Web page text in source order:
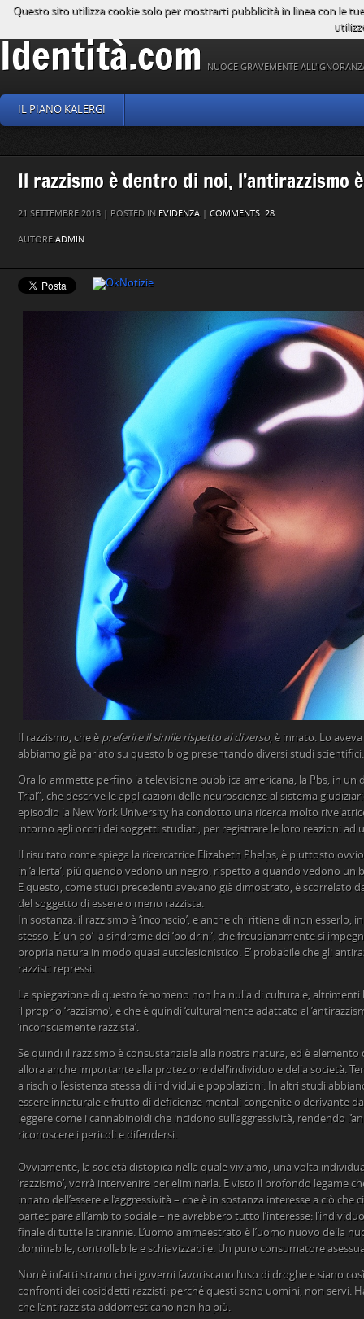
Identità.com NUOCE GRAVEMENTE
IL PIANO KALERGI
Il razzismo è dentro di noi, l’antirazzismo
21 SETTEMBRE 2013 | POSTED IN EVIDENZA | COMMENTS: 28
AUTORE:ADMIN
Il razzismo, che è preferire il simile rispetto al diverso, è innato. Lo
abbiamo già parlato su questo blog presentando diversi studi scientifici.
Ora lo ammette perfino la televisione pubblica americana, la Pbs, in un
Trial”, che descrive le applicazioni delle neuroscienze al sistema
episodio la New York University ha condotto una ricerca molto
intorno agli occhi dei soggetti studiati, per registrare le loro reazioni ad
Il risultato come spiega la ricercatrice Elizabeth Phelps, è piuttosto
in ‘allerta’, più quando vedono un negro, rispetto a quando vedono un
E questo, come studi precedenti avevano già dimostrato, è scorrelato
del soggetto di essere o meno razzista.
In sostanza: il razzismo è ‘inconscio’, e anche chi ritiene di non esserlo,
stesso. E’ un po’ la sindrome dei ‘boldrini’, che freudianamente si
propria natura in modo quasi autolesionistico. E’ probabile che gli
razzisti repressi.
La spiegazione di questo fenomeno non ha nulla di culturale, altrimenti
il proprio ‘razzismo’, e che è quindi ‘culturalmente adattato
‘inconsciamente razzista’.
Se quindi il razzismo è consustanziale alla nostra natura, ed è elemento
allora anche importante alla protezione dell’individuo e della società.
a rischio l’esistenza stessa di individui e popolazioni. In altri studi
essere innaturale e frutto di deficienze mentali congenite o derivante
leggere come i cannabinoidi che incidono sull’aggressività, rendendo
riconoscere i pericoli e difendersi.
Ovviamente, la società distopica nella quale viviamo, una volta
‘razzismo’, vorrà intervenire per eliminarla. E visto il profondo legame
innato dell’essere e l’aggressività – che è in sostanza interesse a ciò che
partecipare all’ambito sociale – ne avrebbero tutto l’interesse:
finale di tutte le tirannie. L’uomo ammaestrato è l’uomo nuovo della
dominabile, controllabile e schiavizzabile. Un puro consumatore
Non è infatti strano che i governi favoriscano l’uso di droghe e siano
confronti dei cosiddetti razzisti: perché questi sono uomini, non servi.
che l’antirazzista addomesticano non ha più.
Questo sito utilizza cookie solo per mostrarti pubblicità in linea con le